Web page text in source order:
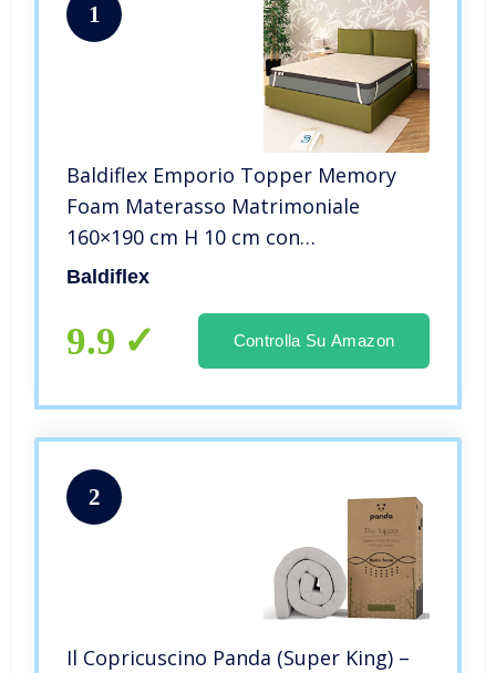
1
Baldiflex Emporio Topper Memory
Foam Materasso Matrimoniale
160×190 cm H 10 cm con
Rivestimento Bamboo
Baldiflex
9.9 Controlla Su Amazon
2
Il Copricuscino Panda (Super King) –